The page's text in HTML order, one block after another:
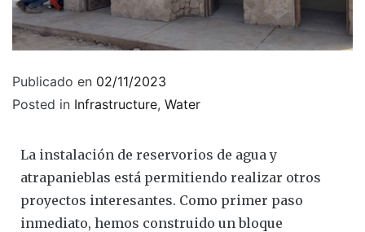
Publicado en 02/11/2023
Posted in Infrastructure, Water
La instalación de reservorios de agua y
atrapanieblas está permitiendo realizar otros
proyectos interesantes. Como primer paso
inmediato, hemos construido un bloque